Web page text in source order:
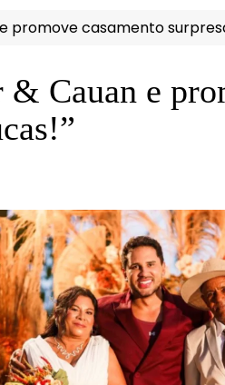
promove casamento
& Cauan e